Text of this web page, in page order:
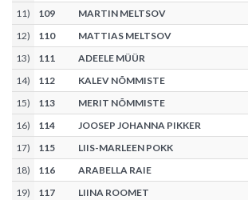
11) 109
MARTIN MELTSOV
12) 110
MATTIAS MELTSOV
13) 111
ADEELE MÜÜR
14) 112
KALEV NÕMMISTE
15) 113
MERIT NÕMMISTE
16) 114
JOOSEP JOHANNA PIKKER
17) 115
LIIS-MARLEEN POKK
18) 116
ARABELLA RAIE
19) 117
LIINA ROOMET